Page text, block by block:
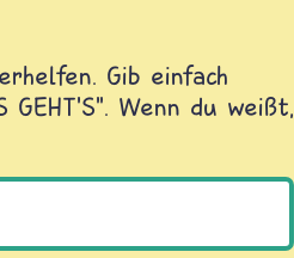
Gib einfach
Wenn du weißt,